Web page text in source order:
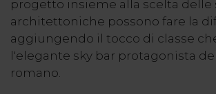
progetto insieme alla scelta delle
architettoniche possono fare la
aggiungendo il tocco di classe
l'elegante sky bar protagonista
romano.